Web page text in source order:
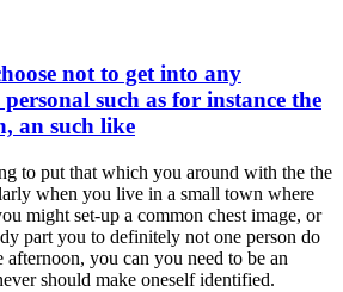
not to get into any
such as for instance the
an such like
to put that which you around with the the
when you live in a small town where
might set-up a common chest image, or
part you to definitely not one person do
you can you need to be an
should make oneself identified.